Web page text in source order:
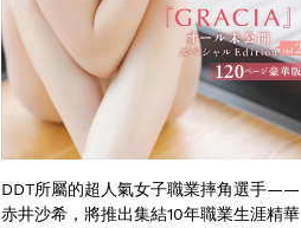
DDT所屬的超人氣女子職業摔角選手——
赤井沙希，將推出集結10年職業生涯精華